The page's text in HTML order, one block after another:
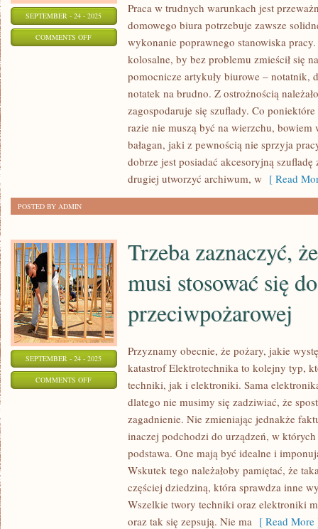
SEPTEMBER - 24 - 2025
COMMENTS OFFON
ODNAJDUJĄCEJ
BUDOWACH,
NAJWAŻNIEJSZYM
DETALEM
OCHRONNYM
KASK
Praca w trudnych warunkach jest
domowego biura potrzebuje zawsze
wykonanie poprawnego stanowiska
kolosalne, by bez problemu zmieścił się
pomocnicze artykuły biurowe – notatnik,
notatek na brudno. Z ostrożnością
zagospodaruje się szuflady. Co
razie nie muszą być na wierzchu, bowiem
bałagan, jaki z pewnością nie sprzyja
dobrze jest posiadać akcesoryjną
drugiej utworzyć archiwum, w [ Read
POSTED BY ADMIN
SEPTEMBER - 24 - 2025
COMMENTS OFFON
STOSOWAĆ
Trzeba zaznaczyć,
musi stosować się
przeciwpożarowej
Przyznamy obecnie, że pożary, jakie
katastrof Elektrotechnika to kolejny typ,
techniki, jak i elektroniki. Sama
dlatego nie musimy się zadziwiać, że
zagadnienie. Nie zmieniając jednakże
inaczej podchodzi do urządzeń, w
podstawa. One mają być idealne i
Wskutek tego należałoby pamiętać, że
częściej dziedziną, która sprawdza inne
Wszelkie twory techniki oraz elektroniki
oraz tak się zepsują. Nie ma [ Read More